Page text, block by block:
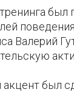
был
Валерий
был